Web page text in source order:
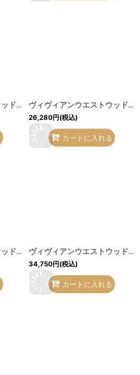
ヴィヴィアンウエストウッド 中古 / ボトルネックブラウス 40 ブラック O-26-07-12-022-bl-YM-OS
ヴィヴィアンウエストウッド 中古 / フリンジシャツ 02 ブラック O-26-07-12-021-bl-YM-OS
26,280円(税込)
カートに入れる
ヴィヴィアンウエストウッド 中古 / レースカラーブラウス 38 ホワイト O-26-07-12-019-bl-YM-OS
ヴィヴィアンウエストウッド 中古 / レースカラーブラウス 38 ブラック O-26-07-12-016-bl-YM-OS
34,750円(税込)
カートに入れる